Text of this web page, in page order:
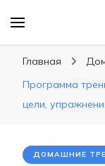
Главная
Программа
цели,
ДОМАШНИЕ